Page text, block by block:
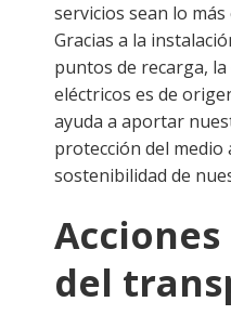
servicios sean lo
Gracias a la
puntos de recarga,
eléctricos es de
ayuda a aportar
protección del medio
sostenibilidad de
del